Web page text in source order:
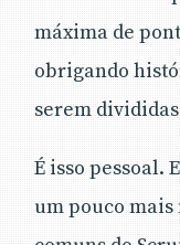
máxima de
obrigando
serem
É isso pessoal.
um pouco